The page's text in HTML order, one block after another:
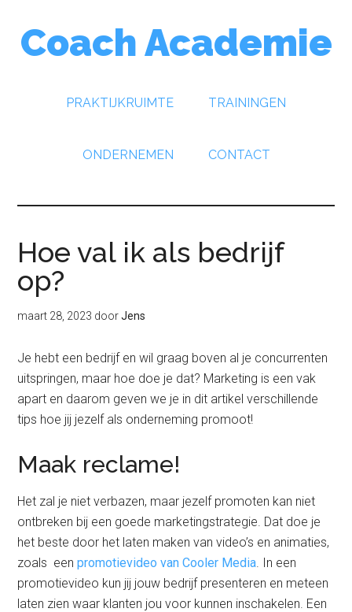
Coach Academie
PRAKTIJKRUIMTE TRAININGEN
ONDERNEMEN CONTACT
Hoe val ik als bedrijf
op?
maart 28, 2023 doorJens
Je hebt een bedrijf en wil graag boven al je concurrenten
uitspringen, maar hoe doe je dat? Marketing is een vak
apart en daarom geven we je in dit artikel verschillende
tips hoe jij jezelf als onderneming promoot!
Maak reclame!
Het zal je niet verbazen, maar jezelf promoten kan niet
ontbreken bij een goede marketingstrategie. Dat doe je
het beste door het laten maken van video’s en animaties,
zoals eenpromotievideo van Cooler Media. In een
promotievideo kun jij jouw bedrijf presenteren en meteen
laten zien waar klanten jou voor kunnen inschakelen. Een